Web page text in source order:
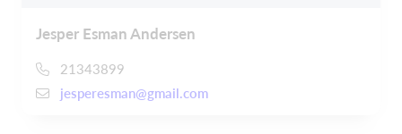
Jesper Esman Andersen
21343899
jesperesman@gmail.com